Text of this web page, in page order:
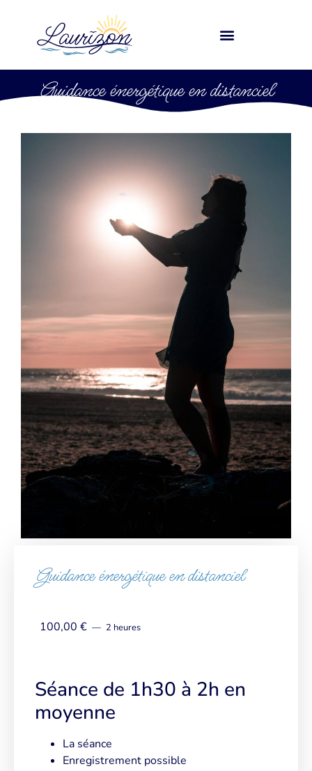
Guidance énergétique en distanciel
Guidance énergétique en distanciel
100,00 € 2 heures
Séance de 1h30 à 2h en
moyenne
La séance
Enregistrement possible